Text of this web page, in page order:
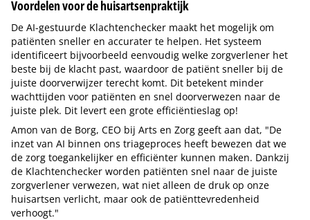
Voordelen voor de huisartsenpraktijk
De AI-gestuurde Klachtenchecker maakt het mogelijk om
patiënten sneller en accurater te helpen. Het systeem
identificeert bijvoorbeeld eenvoudig welke zorgverlener het
beste bij de klacht past, waardoor de patiënt sneller bij de
juiste doorverwijzer terecht komt. Dit betekent minder
wachttijden voor patiënten en snel doorverwezen naar de
juiste plek. Dit levert een grote efficiëntieslag op!
Amon van de Borg, CEO bij Arts en Zorg geeft aan dat, "De
inzet van AI binnen ons triageproces heeft bewezen dat we
de zorg toegankelijker en efficiënter kunnen maken. Dankzij
de Klachtenchecker worden patiënten snel naar de juiste
zorgverlener verwezen, wat niet alleen de druk op onze
huisartsen verlicht, maar ook de patiënttevredenheid
verhoogt."